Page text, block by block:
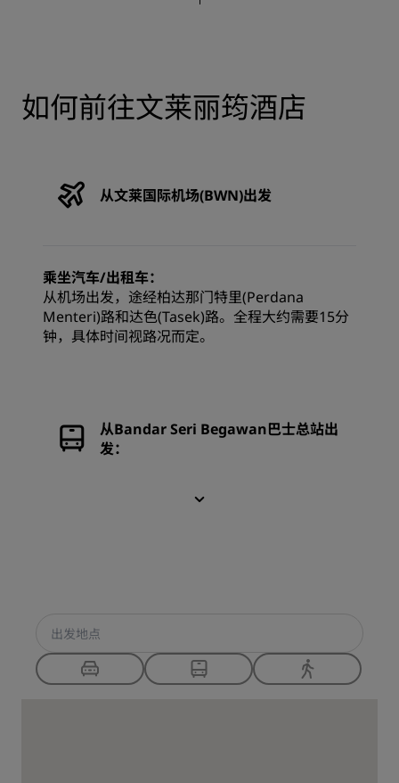
如何前往文莱丽筠酒店
从文莱国际机场(BWN)出发
乘坐汽车/出租车：
从机场出发，途经柏达那门特里(Perdana
Menteri)路和达色(Tasek)路。全程大约需要15分
钟，具体时间视路况而定。
从Bandar Seri Begawan巴士总站出
发：